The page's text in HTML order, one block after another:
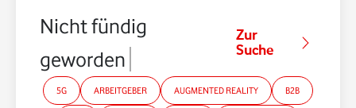
Nicht fündig
geworden?
Zur
Suche
5G ARBEITGEBER AUGMENTED REALITY B2B